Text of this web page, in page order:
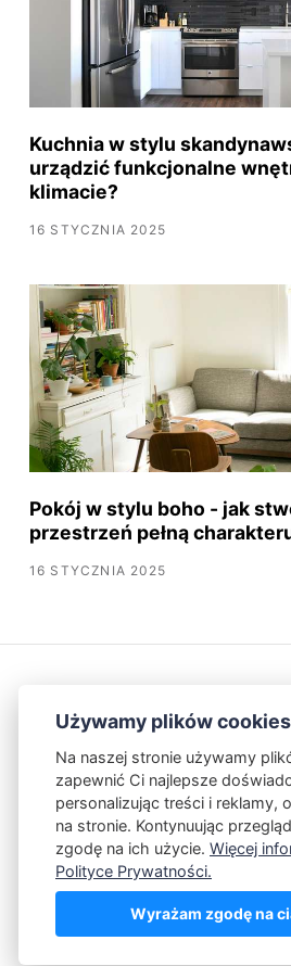
Kuchnia w stylu
urządzić funkcjonalne
klimacie?
16 STYCZNIA 2025
Pokój w stylu boho - jak
przestrzeń pełną
16 STYCZNIA 2025
Kontakt Polityka
Powered by
Używamy plików cookies
Na naszej stronie używamy
zapewnić Ci najlepsze
personalizując treści i reklamy,
na stronie. Kontynuując
zgodę na ich użycie. Więcej
Polityce Prywatności.
Wyrażam zgodę na